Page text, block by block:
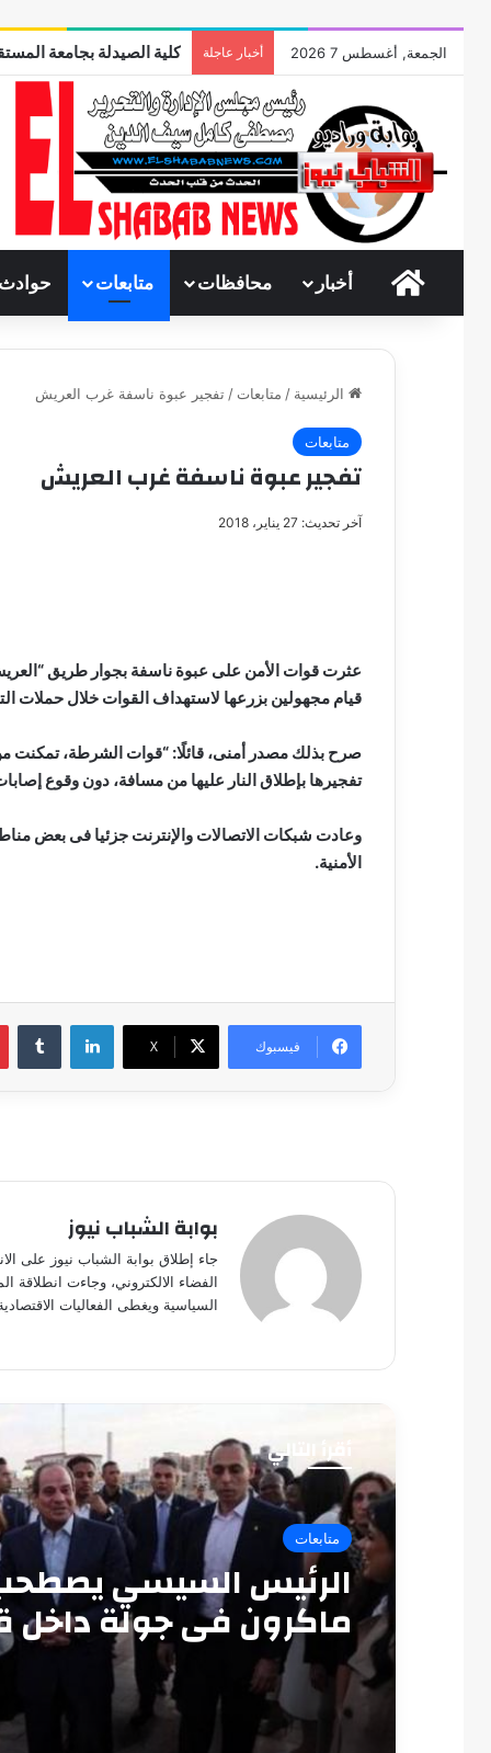
الجمعة, أغسطس 7 2026 أخبار عاجلة كلية الصيدلة بجامعة
الرئيسية
أخبار محافظات متابعات حوادث
الرئيسية / متابعات / تفجير عبوة ناسفة غرب العريش
متابعات
تفجير عبوة ناسفة غرب العريش
آخر تحديث: 27 يناير، 2018
عثرت قوات الأمن على عبوة ناسفة بجوار طريق
قيام مجهولين بزرعها لاستهداف القوات خلال حملات
صرح بذلك مصدر أمنى، قائلًا: “قوات الشرطة، تمكنت
تفجيرها بإطلاق النار عليها من مسافة، دون وقوع
الأمنية.
فيسبوك ‫X
لينكدإن
بوابة الشباب نيوز
جاء إطلاق بوابة الشباب نيوز على
الفضاء الالكتروني، وجاءت
السياسية ويغطى الفعاليات
أقرأ التالي
متابعات
الرئيس السيسي
ماكرون في جولة داخل
قايتباي بالإسكندرية
سيف
الدين
….
مايسه
عطوه
21
مصطفى كامل
مايسه عطوه